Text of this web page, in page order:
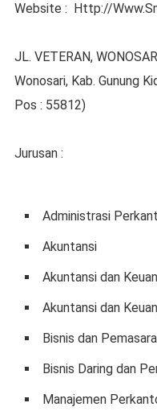
Website : Http://
JL. VETERAN,
Wonosari, Kab. Gunung
Pos : 55812)
Jurusan :
Administrasi
Akuntansi
Akuntansi dan
Akuntansi dan
Bisnis dan
Bisnis Daring dan
Manajemen